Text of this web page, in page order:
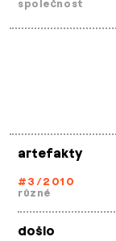
společnost
artefakty
#3/2010
různé
došlo